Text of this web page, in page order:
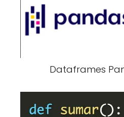
Dataframes